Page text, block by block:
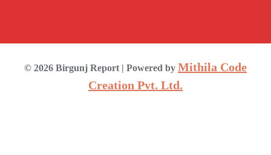
© 2026 Birgunj Report | Powered by Mithila Code
Creation Pvt. Ltd.